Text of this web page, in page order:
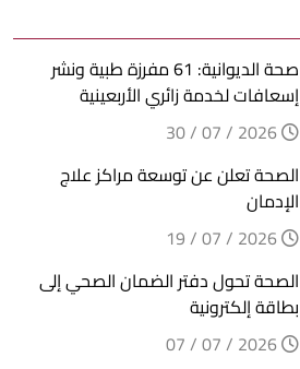
صحة الديوانية: 61 مفرزة طبية ونشر
إسعافات لخدمة زائري الأربعينية
الصحة تعلن عن توسعة مراكز علاج
الإدمان
الصحة تحول دفتر الضمان الصحي إلى
بطاقة إلكترونية